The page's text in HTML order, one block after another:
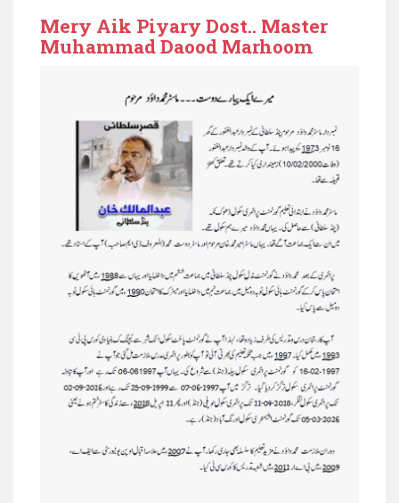
Mery Aik Piyary Dost.. Master
Muhammad Daood Marhoom